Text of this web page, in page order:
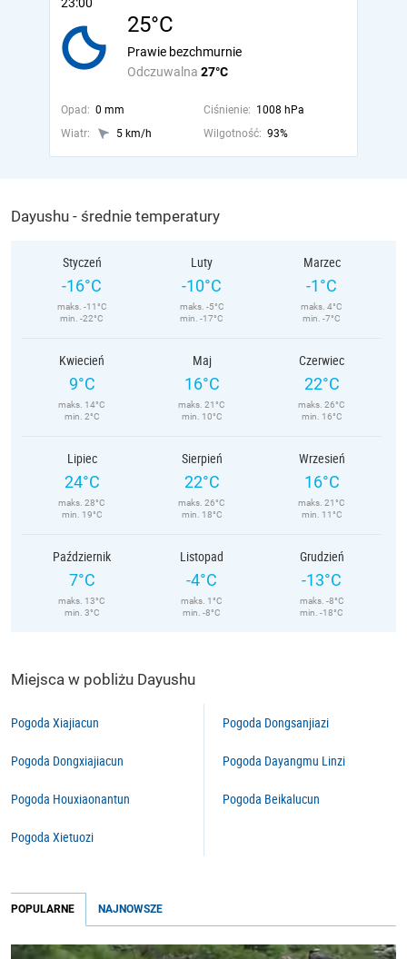
25°C
Odczuwalna 27°C
Prawie bezchmurnie
Opad: 0 mm Ciśnienie: 1008 hPa
Wiatr:
5 km/h Wilgotność: 93%
Dayushu - średnie temperatury
Styczeń
-16°C
maks. -11°C
min. -22°C
Luty
-10°C
maks. -5°C
min. -17°C
Marzec
-1°C
maks. 4°C
min. -7°C
Kwiecień
9°C
maks. 14°C
min. 2°C
Maj
16°C
maks. 21°C
min. 10°C
Czerwiec
22°C
maks. 26°C
min. 16°C
Lipiec
24°C
maks. 28°C
min. 19°C
Sierpień
22°C
maks. 26°C
min. 18°C
Wrzesień
16°C
maks. 21°C
min. 11°C
Październik
7°C
maks. 13°C
min. 3°C
Listopad
-4°C
maks. 1°C
min. -8°C
Grudzień
-13°C
maks. -8°C
min. -18°C
Miejsca w pobliżu Dayushu
Pogoda Xiajiacun
Pogoda Dongxiajiacun
Pogoda Houxiaonantun
Pogoda Xietuozi
Pogoda Dongsanjiazi
Pogoda Dayangmu Linzi
Pogoda Beikalucun
POPULARNE NAJNOWSZE